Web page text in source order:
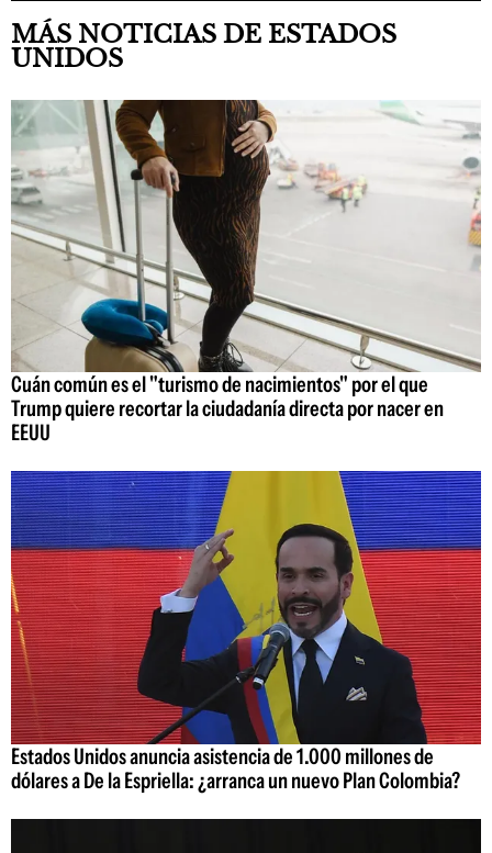
MÁS NOTICIAS DE ESTADOS
UNIDOS
Cuán común es el "turismo de nacimientos" por el que
Trump quiere recortar la ciudadanía directa por nacer en
EEUU
Estados Unidos anuncia asistencia de 1.000 millones de
dólares a De la Espriella: ¿arranca un nuevo Plan Colombia?